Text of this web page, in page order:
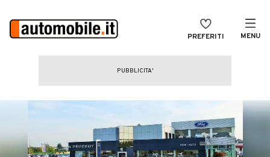
PREFERITI MENU
CERCA
Auto usate
Auto Nuove
MAGAZINE